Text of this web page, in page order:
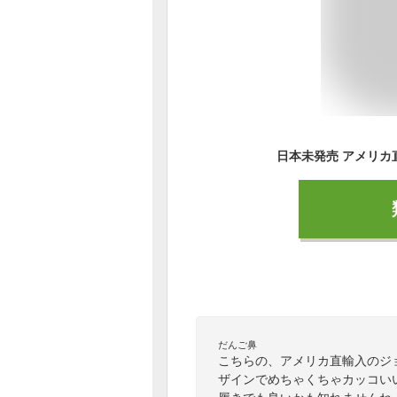
だんご鼻
こちらの、アメリカ直輸入の
ザインでめちゃくちゃカッコ